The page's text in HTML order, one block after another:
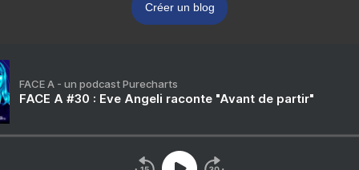
Créer un blog
FACE A - un podcast Purecharts
FACE A #30 : Eve Angeli raconte "Avant de partir"